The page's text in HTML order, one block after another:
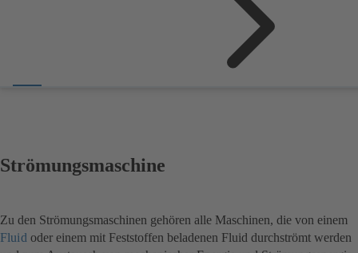
Strömungsmaschine
Zu den Strömungsmaschinen gehören alle Maschinen, die von einem
Fluid oder einem mit Feststoffen beladenen Fluid durchströmt werden